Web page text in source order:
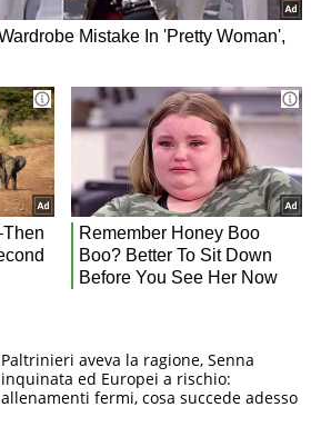
Paltrinieri aveva la ragione, Senna
inquinata ed Europei a rischio:
allenamenti fermi, cosa succede adesso